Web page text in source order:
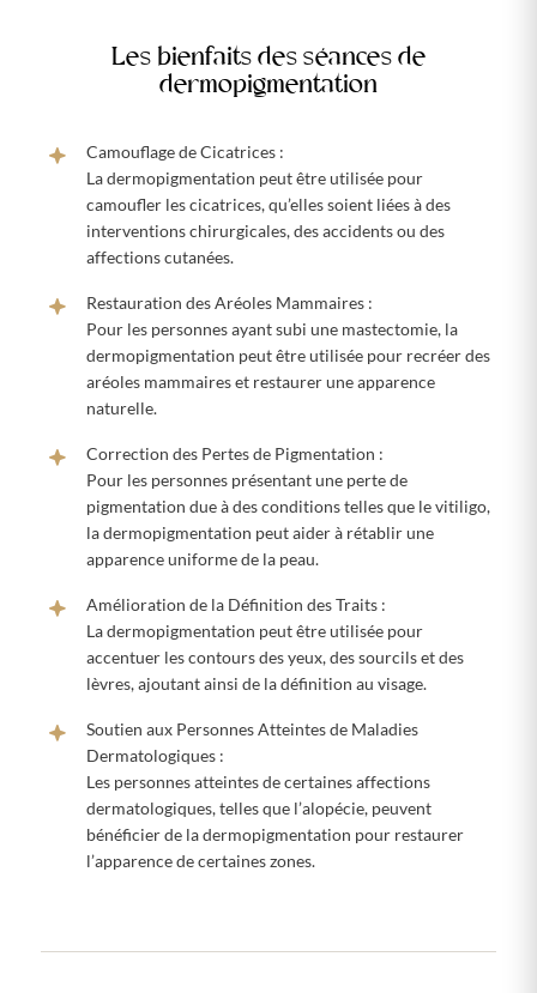
Les bienfaits des séances de
dermopigmentation
Camouflage de Cicatrices :
La dermopigmentation peut être utilisée pour
camoufler les cicatrices, qu’elles soient liées à des
interventions chirurgicales, des accidents ou des
affections cutanées.
Restauration des Aréoles Mammaires :
Pour les personnes ayant subi une mastectomie, la
dermopigmentation peut être utilisée pour recréer des
aréoles mammaires et restaurer une apparence
naturelle.
Correction des Pertes de Pigmentation :
Pour les personnes présentant une perte de
pigmentation due à des conditions telles que le vitiligo,
la dermopigmentation peut aider à rétablir une
apparence uniforme de la peau.
Amélioration de la Définition des Traits :
La dermopigmentation peut être utilisée pour
accentuer les contours des yeux, des sourcils et des
lèvres, ajoutant ainsi de la définition au visage.
Soutien aux Personnes Atteintes de Maladies
Dermatologiques :
Les personnes atteintes de certaines affections
dermatologiques, telles que l’alopécie, peuvent
bénéficier de la dermopigmentation pour restaurer
l’apparence de certaines zones.